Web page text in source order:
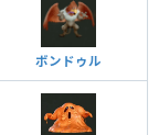
ボンドゥル